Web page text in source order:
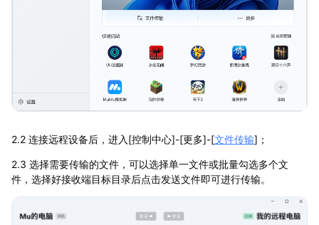
2.2 连接远程设备后，进入[控制中心]-[更多]-[文件传输]；
2.3 选择需要传输的文件，可以选择单一文件或批量勾选多个文
件，选择好接收端目标目录后点击发送文件即可进行传输。